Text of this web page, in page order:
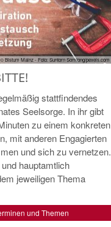
© Bistum Mainz - Foto: Suntorn Somtong/pexels.com
stattfindendes
Seelsorge. In ihr gibt
zu einem konkreten
mit anderen Engagierten
und sich zu vernetzen.
hauptamtlich
jeweiligen Thema
und Themen